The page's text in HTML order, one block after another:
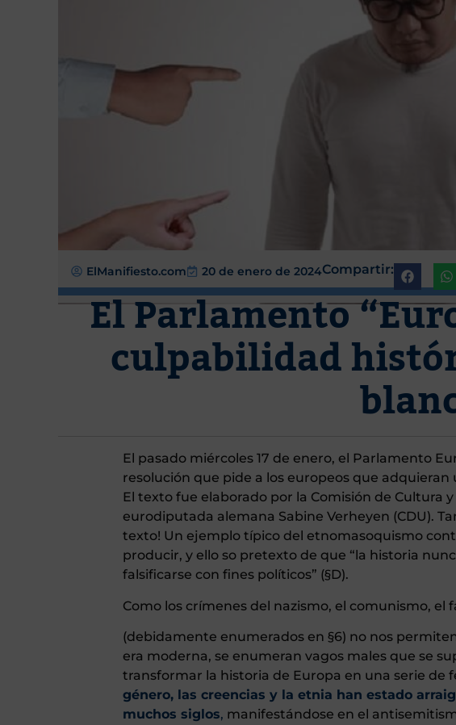
ElManifiesto.com 20 de enero de 2024Compartir:
El Parlamento
culpabilidad
El pasado miércoles 17 de enero, el Parlamento
resolución que pide a los europeos que adquieran
El texto fue elaborado por la Comisión de Cultura
eurodiputada alemana Sabine Verheyen (CDU).
texto! Un ejemplo típico del etnomasoquismo
producir, y ello so pretexto de que “la historia
falsificarse con fines políticos” (§D).
Como los crímenes del nazismo, el comunismo, el
(debidamente enumerados en §6) no nos
era moderna, se enumeran vagos males que se
transformar la historia de Europa en una serie de
género, las creencias y la etnia han estado
muchos siglos, manifestándose en el